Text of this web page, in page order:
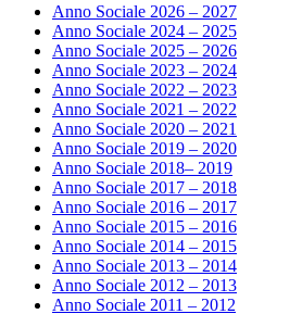
Anno Sociale 2026 – 2027
Anno Sociale 2024 – 2025
Anno Sociale 2025 – 2026
Anno Sociale 2023 – 2024
Anno Sociale 2022 – 2023
Anno Sociale 2021 – 2022
Anno Sociale 2020 – 2021
Anno Sociale 2019 – 2020
Anno Sociale 2018– 2019
Anno Sociale 2017 – 2018
Anno Sociale 2016 – 2017
Anno Sociale 2015 – 2016
Anno Sociale 2014 – 2015
Anno Sociale 2013 – 2014
Anno Sociale 2012 – 2013
Anno Sociale 2011 – 2012